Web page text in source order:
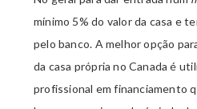
mínimo 5% do valor da casa e
pelo banco. A melhor opção
da casa própria no Canada é
profissional em financiamento